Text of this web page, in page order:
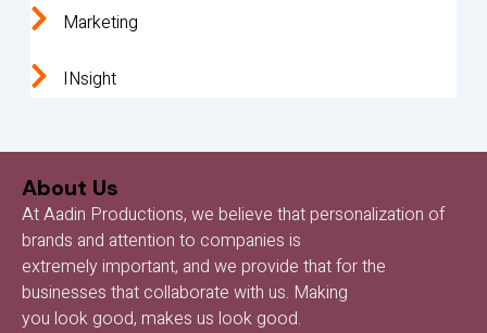
Marketing
INsight
About Us
At Aadin Productions, we believe that personalization of
brands and attention to companies is
extremely important, and we provide that for the
businesses that collaborate with us. Making
you look good, makes us look good.